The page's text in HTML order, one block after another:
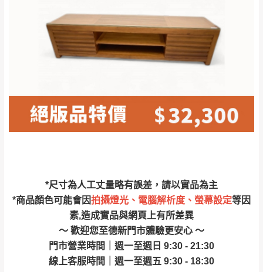
*尺寸為人工丈量略有誤差，請以實品為主
*商品顏色可能會因拍攝燈光、電腦解析度、螢幕設定等因
素,造成實品與網頁上有所差異
～ 歡迎您至德新門市體驗更安心 ～
門市營業時間｜週一至週日 9:30 - 21:30
線上客服時間｜週一至週五 9:30 - 18:30
林、福隆、淡水山
區、北投湖山路、
深坑山區
$ 9,000以上：免
NT$500元
＊A108產品另收運費
NT$500元
＊A108產品另收運費
安鄉、大湖鄉、頭
屋、獅潭鄉
配送天數：5~14天
到貨時間：指定送貨日當天以電話聯絡確認
保護物流人員的工作安全，賣家無提供吊掛
服務，若需以吊車或其他的吊掛方式吊運，
費用將由買方自行支付。
天在家等貨，以節省您的寶貴時間。
由於百貨公司配送較為不易，故暫無法配送
發票寄送：
若您選擇三聯式或索取兩聯式發票，發票將於商品
完成出貨15個工作天另行寄出，另外約加上2~7個
工作天內送達，如遇國定假日將順延寄送。
退換貨說明：